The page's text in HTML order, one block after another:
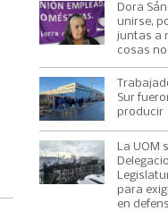
Dora
unirse,
juntas a
cosas
Sur
producir
La UOM
para
en